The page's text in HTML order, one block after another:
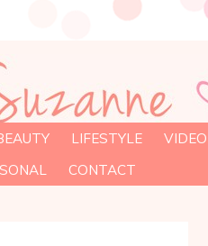
LIFESTYLE VIDEO
CONTACT